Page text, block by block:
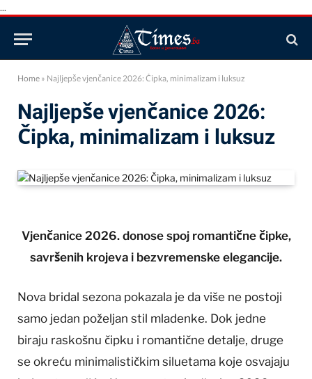
...
Home » Najljepše vjenčanice 2026: Čipka, minimalizam i luksuz
Najljepše vjenčanice 2026:
Čipka, minimalizam i luksuz
Vjenčanice 2026. donose spoj romantične čipke,
savršenih krojeva i bezvremenske elegancije.
Nova bridal sezona pokazala je da više ne postoji
samo jedan poželjan stil mladenke. Dok jedne
biraju raskošnu čipku i romantične detalje, druge
se okreću minimalističkim siluetama koje osvajaju